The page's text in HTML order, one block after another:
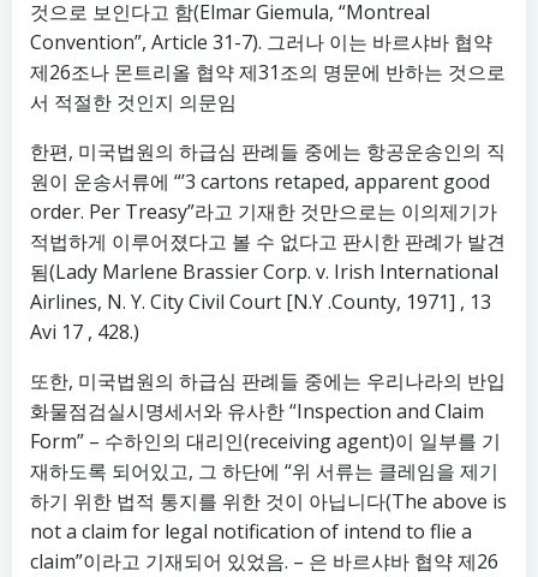
것으로 보인다고 함(Elmar Giemula, “Montreal
Convention”, Article 31-7). 그러나 이는 바르샤바 협약
제26조나 몬트리올 협약 제31조의 명문에 반하는 것으로
서 적절한 것인지 의문임
한편, 미국법원의 하급심 판례들 중에는 항공운송인의 직
원이 운송서류에 “’3 cartons retaped, apparent good
order. Per Treasy”라고 기재한 것만으로는 이의제기가
적법하게 이루어졌다고 볼 수 없다고 판시한 판례가 발견
됨(Lady Marlene Brassier Corp. v. Irish International
Airlines, N. Y. City Civil Court [N.Y .County, 1971] , 13
Avi 17 , 428.)
또한, 미국법원의 하급심 판례들 중에는 우리나라의 반입
화물점검실시명세서와 유사한 “Inspection and Claim
Form” – 수하인의 대리인(receiving agent)이 일부를 기
재하도록 되어있고, 그 하단에 “위 서류는 클레임을 제기
하기 위한 법적 통지를 위한 것이 아닙니다(The above is
not a claim for legal notification of intend to flie a
claim”이라고 기재되어 있었음. – 은 바르샤바 협약 제26